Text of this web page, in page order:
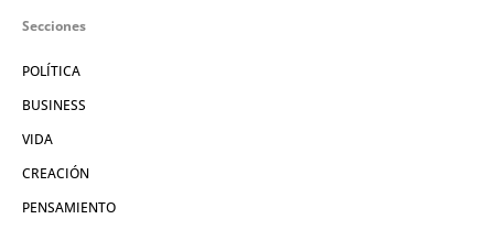
Secciones
POLÍTICA
BUSINESS
VIDA
CREACIÓN
PENSAMIENTO